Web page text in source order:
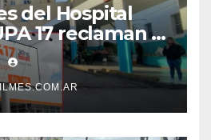
del Hospital
17 reclaman el
de becarios y